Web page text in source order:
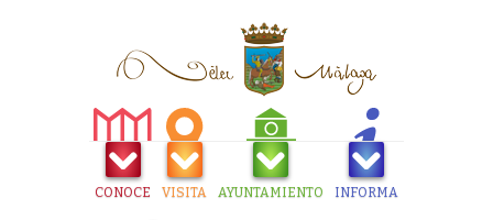
CONOCE VISITA AYUNTAMIENTO INFORMA